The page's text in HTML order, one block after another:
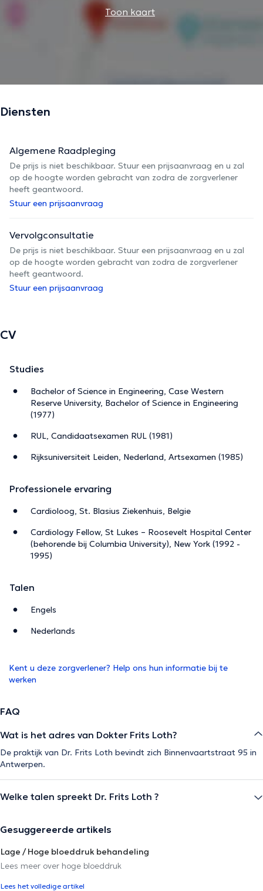
Toon kaart
Diensten
Algemene Raadpleging
De prijs is niet beschikbaar. Stuur een prijsaanvraag en u zal
op de hoogte worden gebracht van zodra de zorgverlener
heeft geantwoord.
Stuur een prijsaanvraag
Vervolgconsultatie
De prijs is niet beschikbaar. Stuur een prijsaanvraag en u zal
op de hoogte worden gebracht van zodra de zorgverlener
heeft geantwoord.
Stuur een prijsaanvraag
CV
Studies
Bachelor of Science in Engineering, Case Western
Reserve University, Bachelor of Science in Engineering
(1977)
RUL, Candidaatsexamen RUL (1981)
Rijksuniversiteit Leiden, Nederland, Artsexamen (1985)
Professionele ervaring
Cardioloog, St. Blasius Ziekenhuis, Belgie
Cardiology Fellow, St Lukes – Roosevelt Hospital Center
(behorende bij Columbia University), New York (1992 -
1995)
Talen
Engels
Nederlands
Kent u deze zorgverlener? Help ons hun informatie bij te
werken
FAQ
Wat is het adres van Dokter Frits Loth?
De praktijk van Dr. Frits Loth bevindt zich Binnenvaartstraat 95 in
Antwerpen.
Welke talen spreekt Dr. Frits Loth ?
Gesuggereerde artikels
Lage / Hoge bloeddruk behandeling
Lees meer over hoge bloeddruk
Lees het volledige artikel